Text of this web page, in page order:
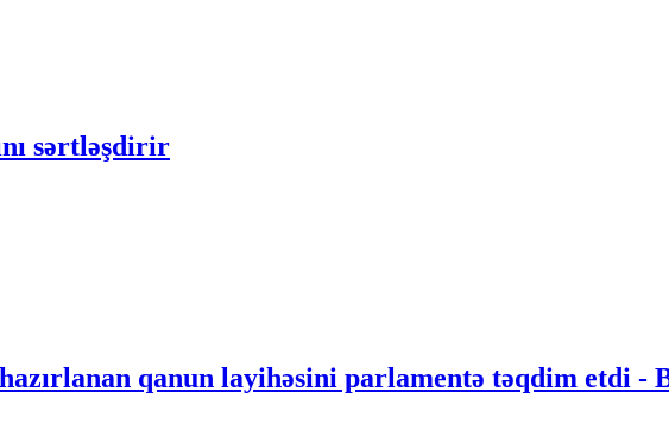
sərtləşdirir
qanun layihəsini parlamentə təqdim etdi -